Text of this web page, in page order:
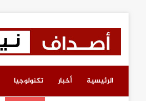
الرئيسية أخبار تكنولوجيا